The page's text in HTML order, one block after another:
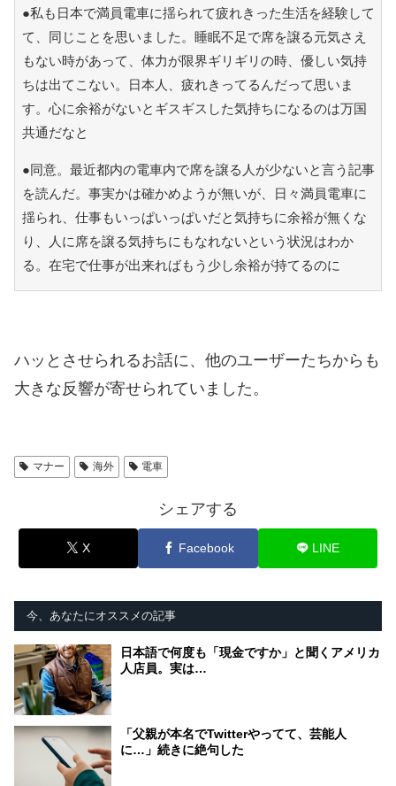
●私も日本で満員電車に揺られて疲れきった生活を経験して
て、同じことを思いました。睡眠不足で席を譲る元気さえ
もない時があって、体力が限界ギリギリの時、優しい気持
ちは出てこない。日本人、疲れきってるんだって思いま
す。心に余裕がないとギスギスした気持ちになるのは万国
共通だなと
●同意。最近都内の電車内で席を譲る人が少ないと言う記事
を読んだ。事実かは確かめようが無いが、日々満員電車に
揺られ、仕事もいっぱいっぱいだと気持ちに余裕が無くな
り、人に席を譲る気持ちにもなれないという状況はわか
る。在宅で仕事が出来ればもう少し余裕が持てるのに
ハッとさせられるお話に、他のユーザーたちからも
大きな反響が寄せられていました。
マナー 海外 電車
シェアする
X Facebook LINE
今、あなたにオススメの記事
日本語で何度も「現金ですか」と聞くアメリカ
人店員。実は…
「父親が本名でTwitterやってて、芸能人
に…」続きに絶句した